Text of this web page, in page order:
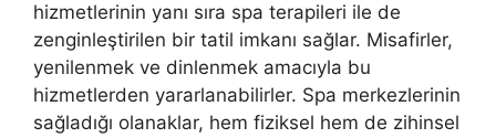
hizmetlerinin yanı sıra spa terapileri ile de
zenginleştirilen bir tatil imkanı sağlar. Misafirler,
yenilenmek ve dinlenmek amacıyla bu
hizmetlerden yararlanabilirler. Spa merkezlerinin
sağladığı olanaklar, hem fiziksel hem de zihinsel